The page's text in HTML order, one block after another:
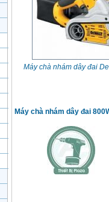
Máy chà nhám dây đai
Máy chà nhám dây đai